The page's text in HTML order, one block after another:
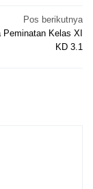
Pos berikutnya
Peminatan Kelas XI
KD 3.1